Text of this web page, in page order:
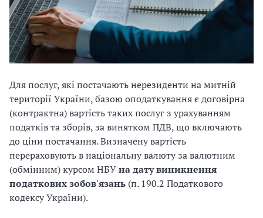
Для послуг, які постачають нерезиденти на митній
території України, базою оподаткування є договірна
(контрактна) вартість таких послуг з урахуванням
податків та зборів, за винятком ПДВ, що включають
до ціни постачання. Визначену вартість
перераховують в національну валюту за валютним
(обмінним) курсом НБУна дату виникнення
податкових зобов'язань (п. 190.2 Податкового
кодексу України).